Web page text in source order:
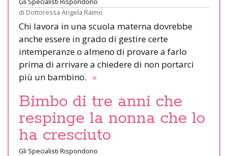
di Dottoressa Angela Raimo
Chi lavora in una scuola materna dovrebbe
anche essere in grado di gestire certe
intemperanze o almeno di provare a farlo
prima di arrivare a chiedere di non portarci
più un bambino. »
Bimbo di tre anni che
respinge la nonna che lo
ha cresciuto
Gli Specialisti Rispondono